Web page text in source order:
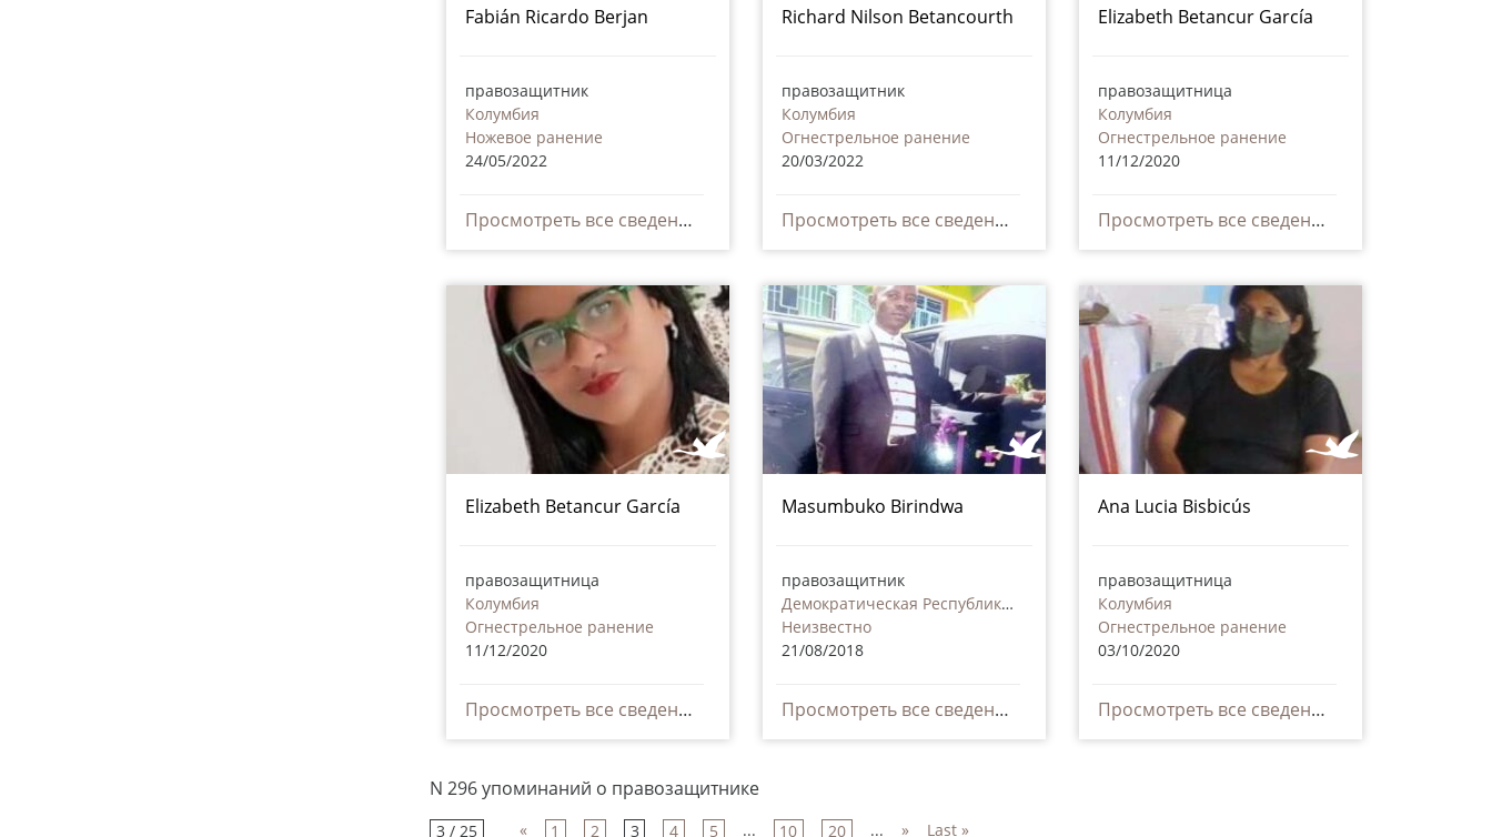
Fabián Ricardo Berjan
правозащитник
Колумбия
Ножевое ранение
24/05/2022
Просмотреть все сведения
Richard Nilson Betancourth
правозащитник
Колумбия
Огнестрельное ранение
20/03/2022
Просмотреть все сведения
Elizabeth Betancur García
правозащитница
Колумбия
Огнестрельное ранение
11/12/2020
Просмотреть все сведения
Elizabeth Betancur García
правозащитница
Колумбия
Огнестрельное ранение
11/12/2020
Просмотреть все сведения
Masumbuko Birindwa
правозащитник
Демократическая Республика Конго
Неизвестно
21/08/2018
Просмотреть все сведения
Ana Lucia Bisbicús
правозащитница
Колумбия
Огнестрельное ранение
03/10/2020
Просмотреть все сведения
N 296 упоминаний о правозащитнике
3 / 25 « 1 2 3 4 5 ... 10 20 ... » Last »